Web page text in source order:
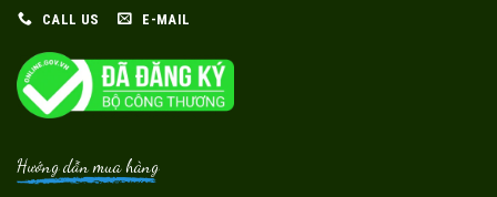
CALL US E-MAIL
Hướng dẫn mua hàng